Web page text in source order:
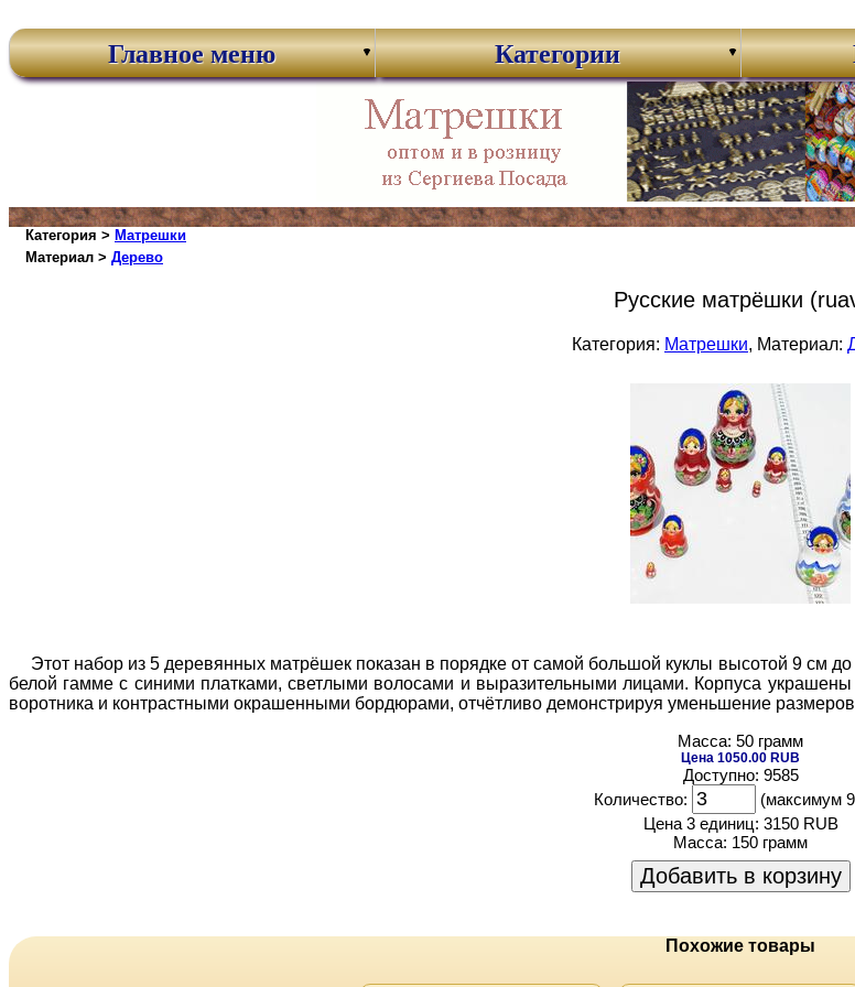
Главное меню Категории
Категория > Матрешки
Материал > Дерево
Русские матрёшки
Категория: Матрешки, Материал:
Этот набор из 5 деревянных матрёшек показан в порядке от самой большой куклы высотой 9 см
белой гамме с синими платками, светлыми волосами и выразительными лицами. Корпуса
воротника и контрастными окрашенными бордюрами, отчётливо демонстрируя уменьшение
Масса: 50 грамм
Цена 1050.00 RUB
Доступно: 9585
Количество:
(максимум
Цена 3 единиц: 3150 RUB
Масса: 150 грамм
Добавить в корзину
Похожие товары